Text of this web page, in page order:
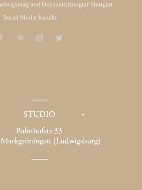
und Hochzeitsfotograf Stuttgart
Social Media Kanäle: